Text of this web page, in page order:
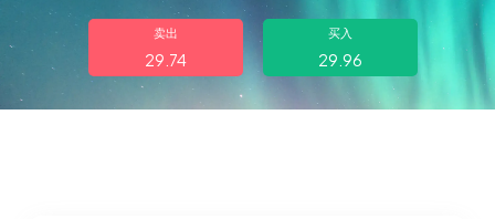
交易
卖出
29.74
买入
29.96